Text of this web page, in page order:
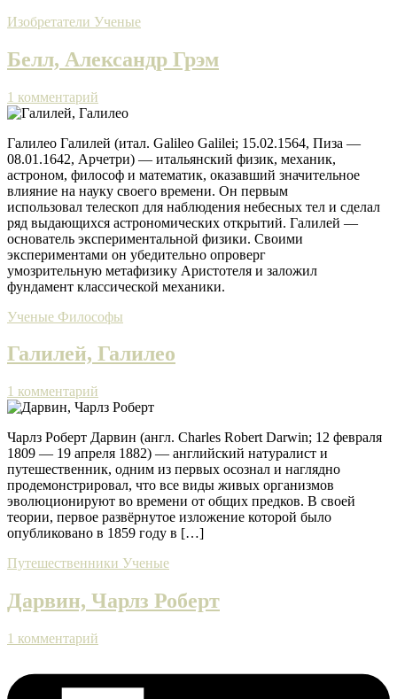
Изобретатели Ученые
Белл, Александр Грэм
1 комментарий
Галилео Галилей (итал. Galileo Galilei; 15.02.1564, Пиза —
08.01.1642, Арчетри) — итальянский физик, механик,
астроном, философ и математик, оказавший значительное
влияние на науку своего времени. Он первым
использовал телескоп для наблюдения небесных тел и сделал
ряд выдающихся астрономических открытий. Галилей —
основатель экспериментальной физики. Своими
экспериментами он убедительно опроверг
умозрительную метафизику Аристотеля и заложил
фундамент классической механики.
Ученые Философы
Галилей, Галилео
1 комментарий
Чарлз Роберт Дарвин (англ. Charles Robert Darwin; 12 февраля
1809 — 19 апреля 1882) — английский натуралист и
путешественник, одним из первых осознал и наглядно
продемонстрировал, что все виды живых организмов
эволюционируют во времени от общих предков. В своей
теории, первое развёрнутое изложение которой было
опубликовано в 1859 году в […]
Путешественники Ученые
Дарвин, Чарлз Роберт
1 комментарий